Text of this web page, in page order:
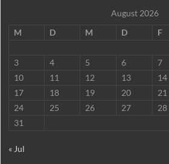
August 2026
M
D M D F
3
4 5 6 7
10
11 12 13 14
17
18 19 20 21
24
25 26 27 28
31
« Jul